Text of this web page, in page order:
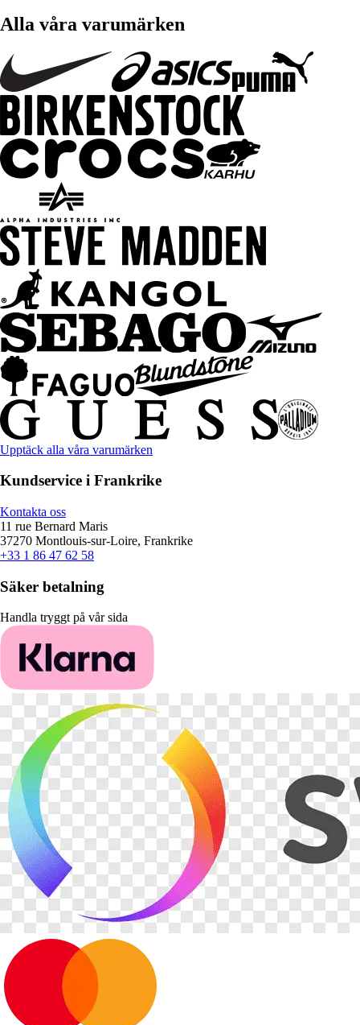
Alla våra varumärken
Upptäck alla våra varumärken
Kundservice i Frankrike
Kontakta oss
11 rue Bernard Maris
37270 Montlouis-sur-Loire, Frankrike
+33 1 86 47 62 58
Säker betalning
Handla tryggt på vår sida